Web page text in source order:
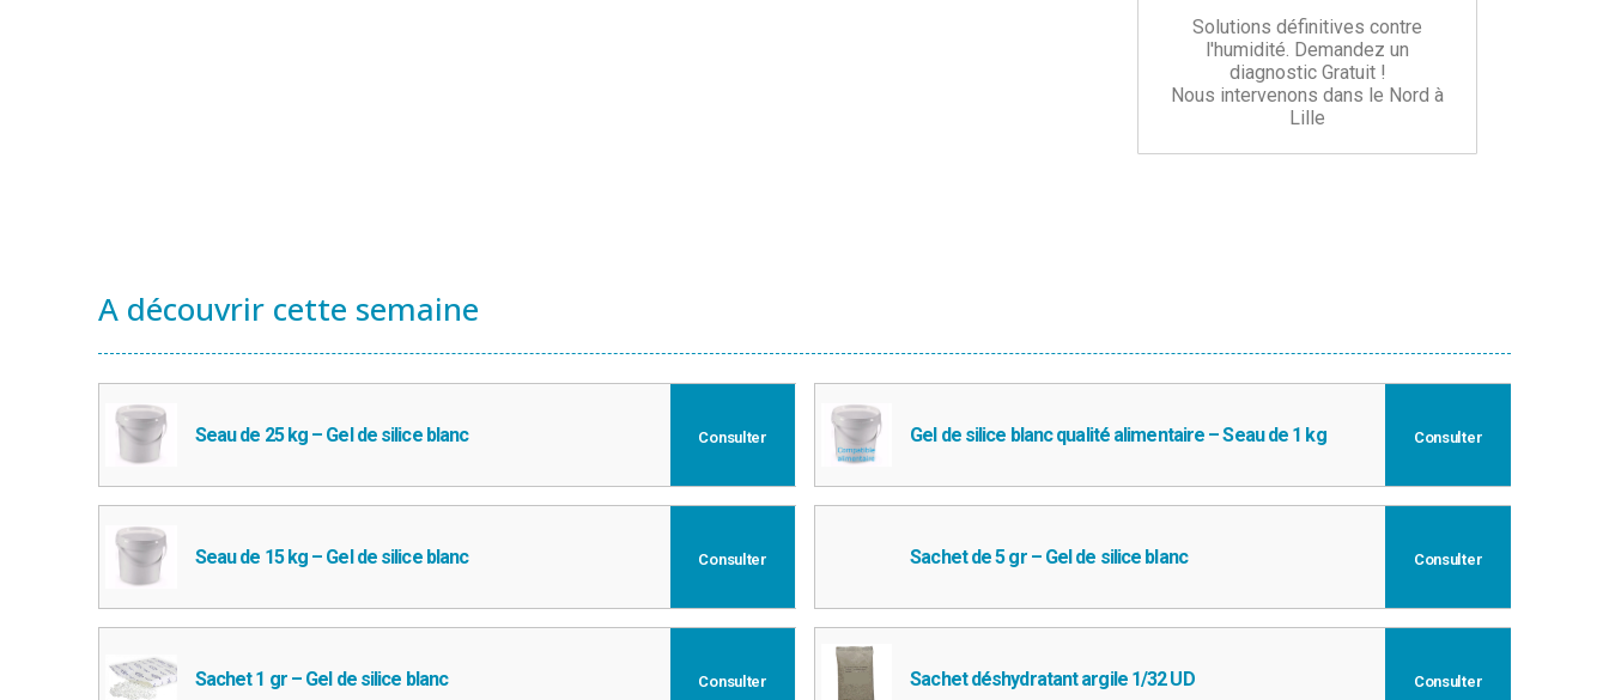
Solutions définitives contre
l'humidité. Demandez un
diagnostic Gratuit !
Nous intervenons dans le Nord à
Lille
A découvrir cette semaine
Seau de 25 kg – Gel de silice blanc Consulter Gel de silice blanc qualité alimentaire – Seau de 1 kg Consulter
Seau de 15 kg – Gel de silice blanc Consulter Sachet de 5 gr – Gel de silice blanc Consulter
Sachet 1 gr – Gel de silice blanc Consulter Sachet déshydratant argile 1/32 UD Consulter